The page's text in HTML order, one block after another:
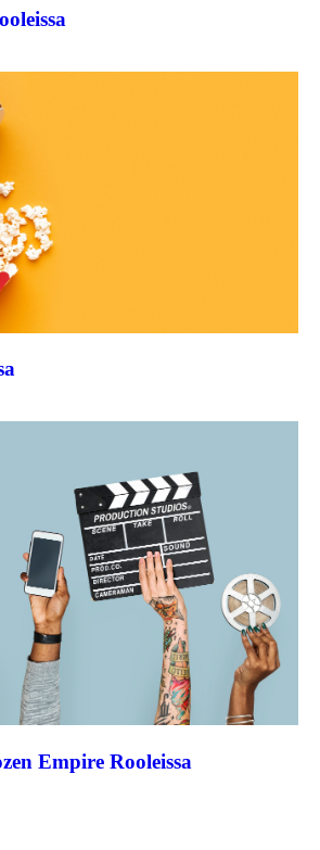
Empire Rooleissa